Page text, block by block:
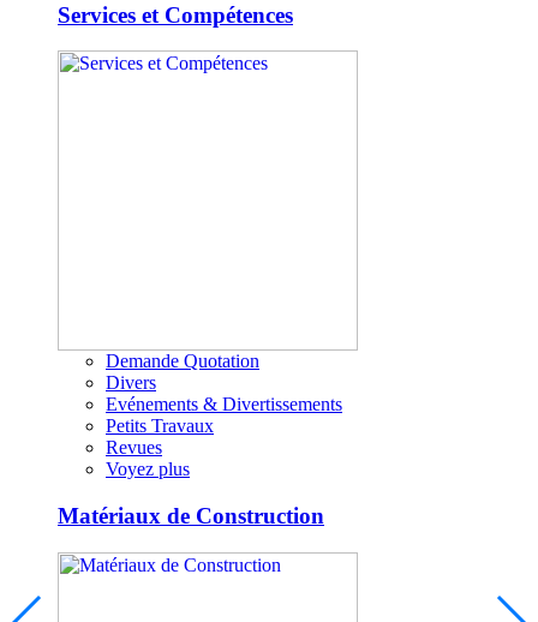
Services et Compétences
Demande Quotation
Divers
Evénements & Divertissements
Petits Travaux
Revues
Voyez plus
Matériaux de Construction